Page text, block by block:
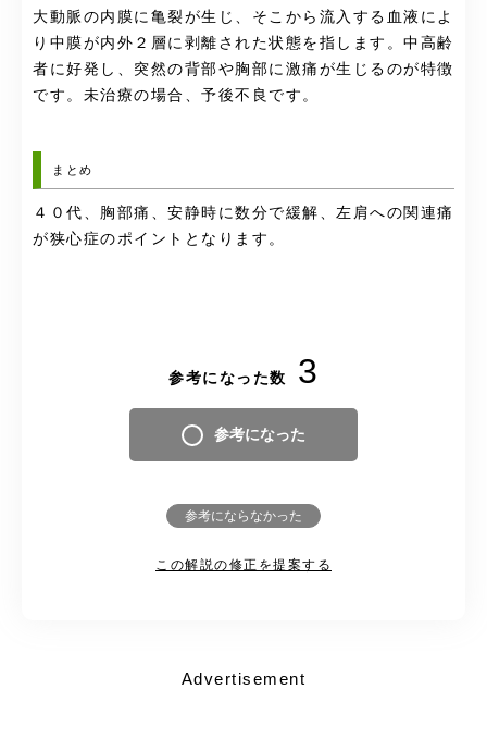
大動脈の内膜に亀裂が生じ、そこから流入する血液によ
り中膜が内外２層に剥離された状態を指します。中高齢
者に好発し、突然の背部や胸部に激痛が生じるのが特徴
です。未治療の場合、予後不良です。
まとめ
４０代、胸部痛、安静時に数分で緩解、左肩への関連痛
が狭心症のポイントとなります。
参考になった数 3
参考になった
参考にならなかった
この解説の修正を提案する
Advertisement